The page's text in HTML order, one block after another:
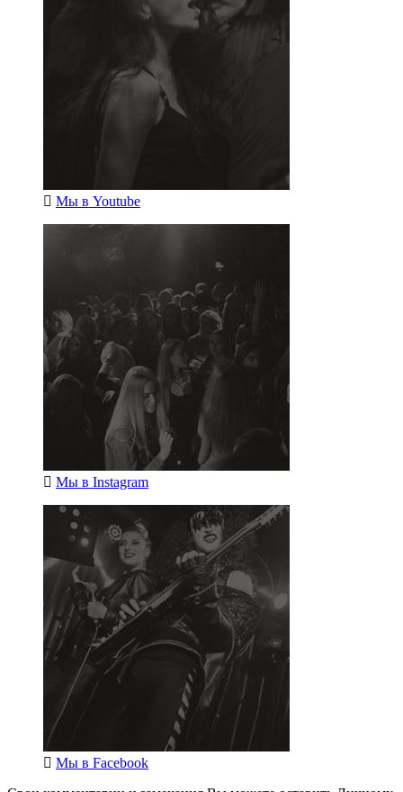
Мы в Youtube
Мы в Instagram
Мы в Facebook